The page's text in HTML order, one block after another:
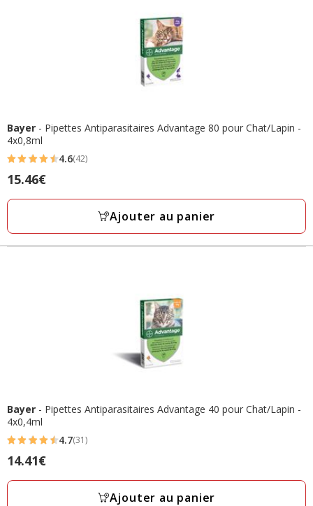
Bayer - Pipettes Antiparasitaires Advantage 80 pour Chat/Lapin -
4x0,8ml
4.6
étoiles
avec
avis
4.6(42)
Prix
15.46€
15.46€
Ajouter au panier
Bayer - Pipettes Antiparasitaires Advantage 40 pour Chat/Lapin -
4x0,4ml
4.7
étoiles
avec
4.7(31)
Prix
14.41€
14.41€
Ajouter au panier